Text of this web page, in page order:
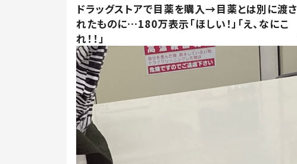
ドラッグストアで目薬を購入→目薬とは別に渡さ
れたものに…180万表示「ほしい！」「え、なにこ
れ！！」